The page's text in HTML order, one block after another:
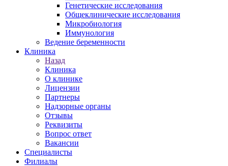
Генетические исследования
Общеклинические исследования
Микробиология
Иммунология
Ведение беременности
Клиника
Назад
Клиника
О клинике
Лицензии
Партнеры
Надзорные органы
Отзывы
Реквизиты
Вопрос ответ
Вакансии
Специалисты
Филиалы